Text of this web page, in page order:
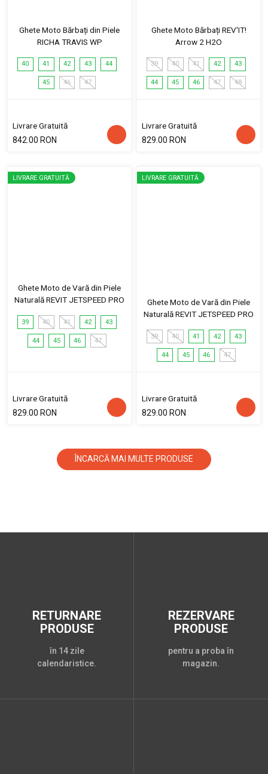
Ghete Moto Bărbați din Piele
RICHA TRAVIS WP
40 41 42 43 44
45 46 47
Livrare Gratuită
842.00 RON
Ghete Moto Bărbați REV'IT!
Arrow 2 H2O
39 40 41 42 43
44 45 46 47 48
Livrare Gratuită
829.00 RON
LIVRARE GRATUITĂ
Ghete Moto de Vară din Piele
Naturală REVIT JETSPEED PRO
39 40 41 42 43
44 45 46 47
Livrare Gratuită
829.00 RON
LIVRARE GRATUITĂ
Ghete Moto de Vară din Piele
Naturală REVIT JETSPEED PRO
39 40 41 42 43
44 45 46 47
Livrare Gratuită
829.00 RON
ÎNCARCĂ MAI MULTE PRODUSE
RETURNARE
PRODUSE
în 14 zile
calendaristice.
REZERVARE
PRODUSE
pentru a proba în
magazin.